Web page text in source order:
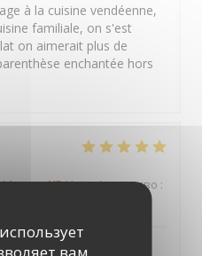
вам
à la cuisine vendéenne,
familiale, on s'est
on aimerait plus de
enchantée hors
Меню:4/5 Цена / качество :